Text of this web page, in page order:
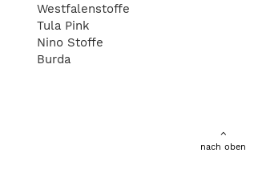
Westfalenstoffe
Tula Pink
Nino Stoffe
Burda
nach oben